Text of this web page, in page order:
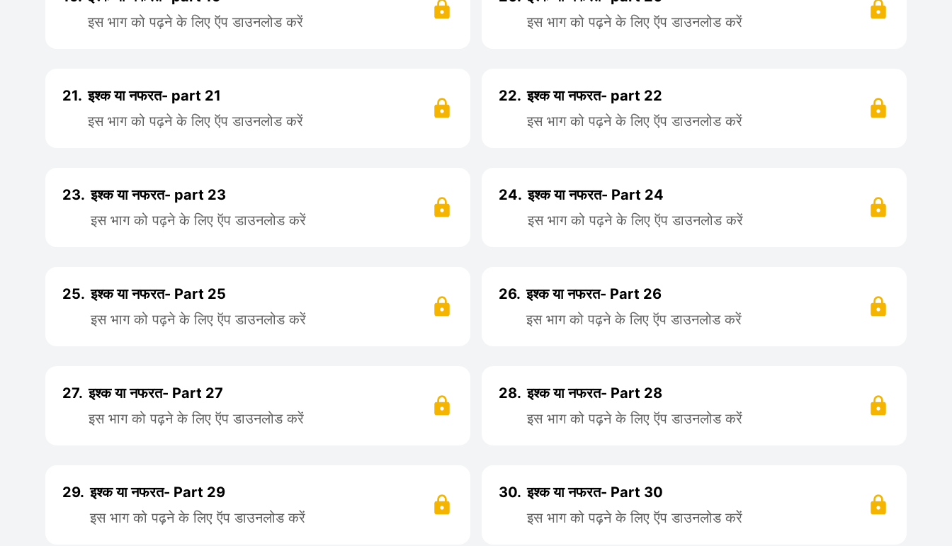
इस भाग को पढ़ने के लिए ऍप डाउनलोड करें
इस भाग को पढ़ने के लिए ऍप डाउनलोड करें
21. इश्क या नफरत- part 21
इस भाग को पढ़ने के लिए ऍप डाउनलोड करें
22. इश्क या नफरत- part 22
इस भाग को पढ़ने के लिए ऍप डाउनलोड करें
23. इश्क या नफरत- part 23
इस भाग को पढ़ने के लिए ऍप डाउनलोड करें
24. इश्क या नफरत- Part 24
इस भाग को पढ़ने के लिए ऍप डाउनलोड करें
25. इश्क या नफरत- Part 25
इस भाग को पढ़ने के लिए ऍप डाउनलोड करें
26. इश्क या नफरत- Part 26
इस भाग को पढ़ने के लिए ऍप डाउनलोड करें
27. इश्क या नफरत- Part 27
इस भाग को पढ़ने के लिए ऍप डाउनलोड करें
28. इश्क या नफरत- Part 28
इस भाग को पढ़ने के लिए ऍप डाउनलोड करें
29. इश्क या नफरत- Part 29
इस भाग को पढ़ने के लिए ऍप डाउनलोड करें
30. इश्क या नफरत- Part 30
इस भाग को पढ़ने के लिए ऍप डाउनलोड करें